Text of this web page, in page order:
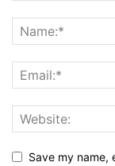
Save my name,